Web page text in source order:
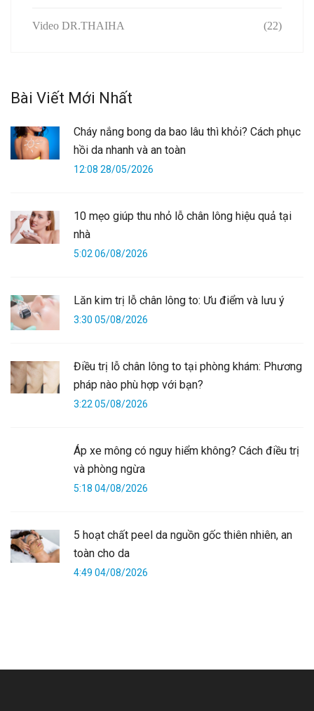
Video DR.THAIHA (22)
Bài Viết Mới Nhất
Cháy nắng bong da bao lâu thì khỏi? Cách phục
hồi da nhanh và an toàn
12:08 28/05/2026
10 mẹo giúp thu nhỏ lỗ chân lông hiệu quả tại
nhà
5:02 06/08/2026
Lăn kim trị lỗ chân lông to: Ưu điểm và lưu ý
3:30 05/08/2026
Điều trị lỗ chân lông to tại phòng khám: Phương
pháp nào phù hợp với bạn?
3:22 05/08/2026
Áp xe mông có nguy hiểm không? Cách điều trị
và phòng ngừa
5:18 04/08/2026
5 hoạt chất peel da nguồn gốc thiên nhiên, an
toàn cho da
4:49 04/08/2026